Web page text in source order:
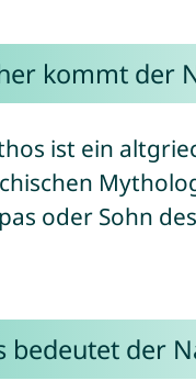
kommt der
ist ein
oder Sohn des
bedeutet der